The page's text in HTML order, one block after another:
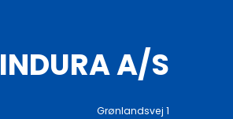
INDURA A/S
Grønlandsvej 1